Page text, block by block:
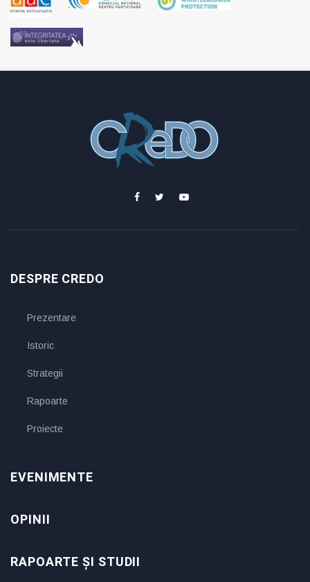
DESPRE CREDO
Prezentare
Istoric
Strategii
Rapoarte
Proiecte
EVENIMENTE
OPINII
RAPOARTE ȘI STUDII